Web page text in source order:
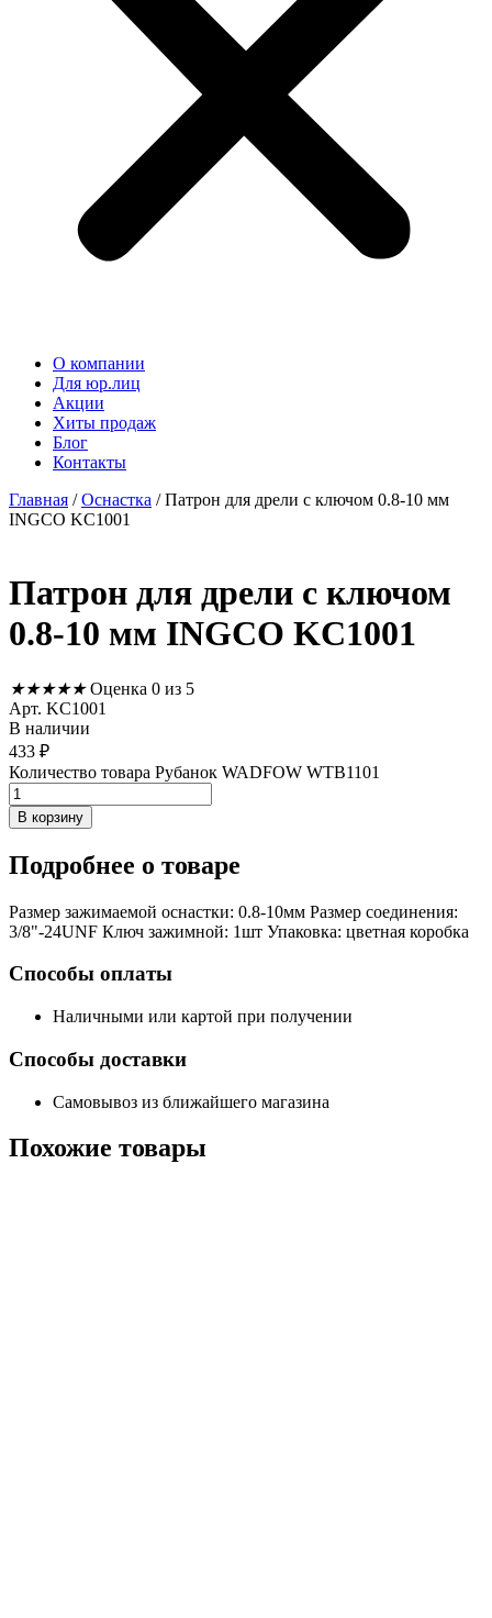
О компании
Для юр.лиц
Акции
Хиты продаж
Блог
Контакты
Главная /Оснастка / Патрон для дрели с ключом 0.8-10 мм
INGCO KC1001
Патрон для дрели с ключом
0.8-10 мм INGCO KC1001
★★★★★ Оценка 0 из 5
Арт. KC1001
В наличии
433 ₽
Количество товара Рубанок WADFOW WTB1101
В корзину
Подробнее о товаре
Размер зажимаемой оснастки: 0.8-10мм Размер соединения:
3/8"-24UNF Ключ зажимной: 1шт Упаковка: цветная коробка
Способы оплаты
Наличными или картой при получении
Способы доставки
Самовывоз из ближайшего магазина
Похожие товары